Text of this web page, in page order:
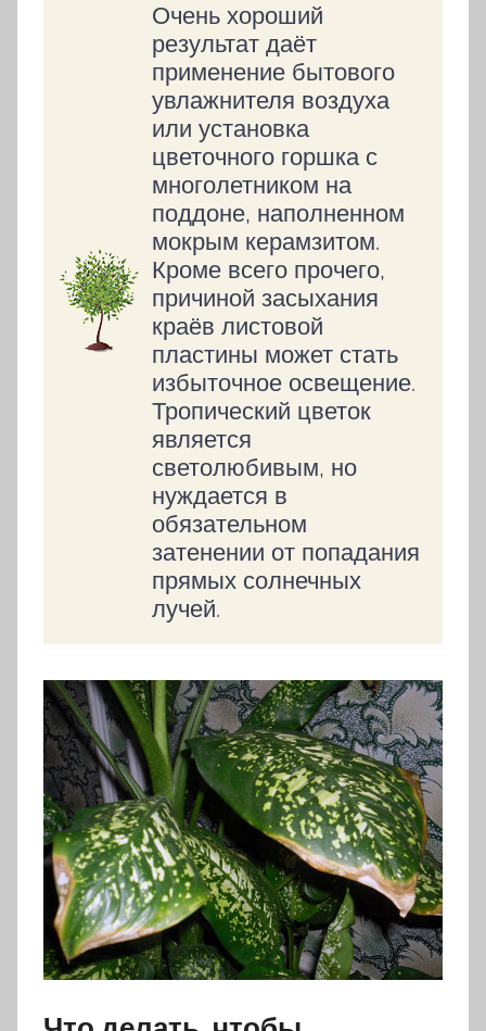
Очень хороший
результат даёт
применение бытового
увлажнителя воздуха
или установка
цветочного горшка с
многолетником на
поддоне, наполненном
мокрым керамзитом.
Кроме всего прочего,
причиной засыхания
краёв листовой
пластины может стать
избыточное освещение.
Тропический цветок
является
светолюбивым, но
нуждается в
обязательном
затенении от попадания
прямых солнечных
лучей.